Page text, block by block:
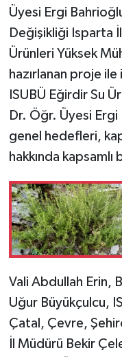
Üyesi Ergi
Değişikliği Isparta
Ürünleri Yüksek
hazırlanan proje
ISUBÜ Eğirdir Su
Dr. Öğr. Üyesi
genel hedefleri,
hakkında
Vali Abdullah Erin,
Uğur Büyükçulcu,
Çatal, Çevre,
İl Müdürü Bekir